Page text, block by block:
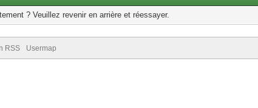
? Veuillez revenir en arrière et réessayer.
RSS Usermap